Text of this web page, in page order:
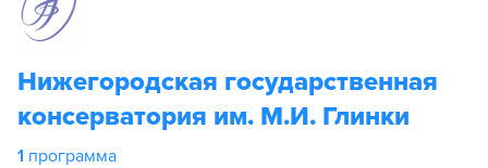
Нижегородская государственная
консерватория им. М.И. Глинки
1 программа